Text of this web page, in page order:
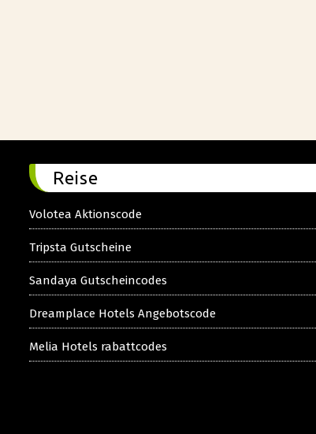
Reise
Volotea Aktionscode
Tripsta Gutscheine
Sandaya Gutscheincodes
Dreamplace Hotels Angebotscode
Melia Hotels rabattcodes